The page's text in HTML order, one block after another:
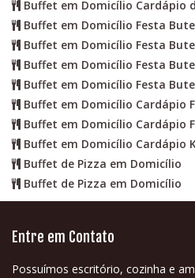
Buffet em Domicílio Cardápio
Buffet em Domicílio Festa
Buffet em Domicílio Festa
Buffet em Domicílio Festa
Buffet em Domicílio Festa
Buffet em Domicílio Cardápio
Buffet em Domicílio Cardápio
Buffet em Domicílio Cardápio
Buffet de Pizza em Domicílio
Buffet de Pizza em Domicílio
Entre em Contato
Possuímos escritório, cozinha e